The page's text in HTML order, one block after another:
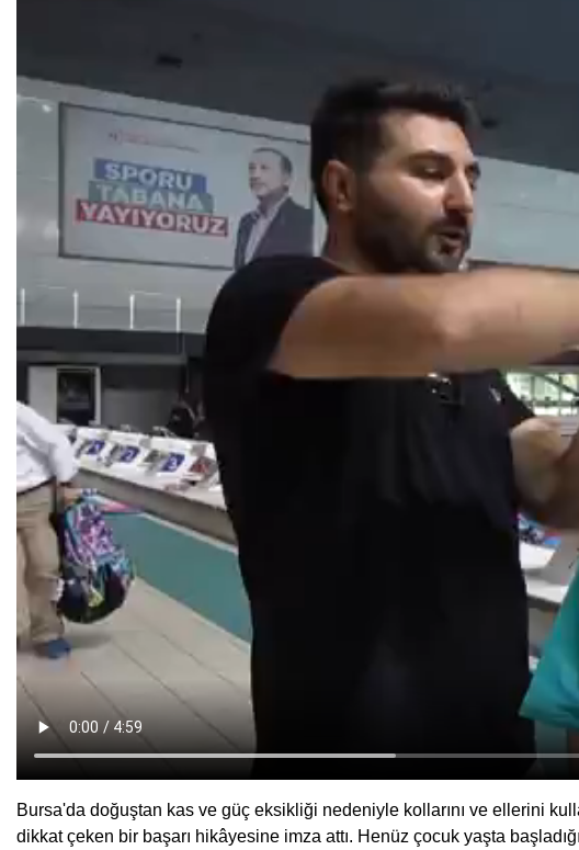
Bursa'da doğuştan kas ve güç eksikliği nedeniyle kollarını ve ellerini
dikkat çeken bir başarı hikâyesine imza attı. Henüz çocuk yaşta